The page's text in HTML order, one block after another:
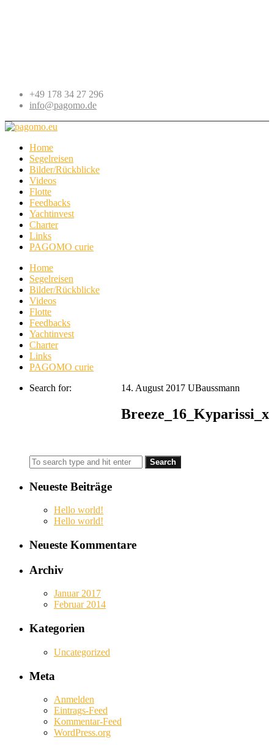
+49 178 34 27 296
info@pagomo.de
Home
Segelreisen
Bilder/Rückblicke
Videos
Flotte
Feedbacks
Yachtinvest
Charter
Links
PAGOMO curie
Home
Segelreisen
Bilder/Rückblicke
Videos
Flotte
Feedbacks
Yachtinvest
Charter
Links
PAGOMO curie
14. August 2017 UBaussmann
Breeze_16_Kyparissi_x
Search for:
Neueste Beiträge
Hello world!
Hello world!
Neueste Kommentare
Archiv
Januar 2017
Februar 2014
Kategorien
Uncategorized
Meta
Anmelden
Eintrags-Feed
Kommentar-Feed
WordPress.org